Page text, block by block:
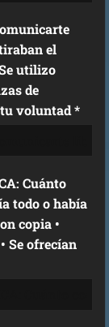
el
utilizo
de
voluntad *
Cuánto
copia •
Se ofrecían